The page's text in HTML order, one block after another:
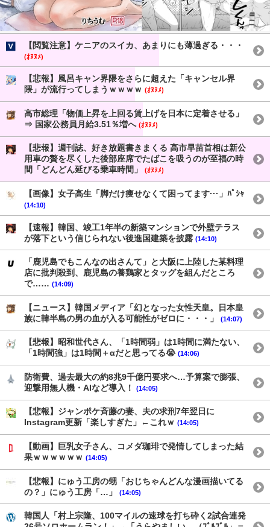
【閲覧注意】ケニアのスイカ、あまりにも薄過ぎる・・・
(ｵﾇﾇﾒ)
【悲報】風呂キャン界隈をさらに超えた「キャンセル界
隈」が流行ってしまうｗｗｗｗ (ｵﾇﾇﾒ)
高市総理「物価上昇を上回る賃上げを日本に定着させる」
⇒ 国家公務員月給3.51％増へ (ｵﾇﾇﾒ)
【悲報】週刊誌、好き放題書きまくる 高市早苗首相は新公
用車の贅を尽くした後部座席でたばこを吸うのが至福の時
間「どんどん延びる乗車時間」
(ｵﾇﾇﾒ)
【画像】女子高生「脚だけ痩せなくて困ってます···」ﾊﾟｼｬ
(14:10)
【速報】韓国、竣工1年半の新築マンションで外壁テラス
が落下という信じられない後進国建築を披露 (14:10)
「鹿児島でもこんなの出さんて」と大阪に上陸した某料理
店に批判殺到、鹿児島の養鶏家とタッグを組んだところ
で…… (14:09)
【ニュース】韓国メディア「幻となった女性天皇。日本皇
族に韓半島の男の血が入る可能性がゼロに・・・」
(14:07)
【悲報】昭和世代さん、「1時間弱」は1時間に満たない、
「1時間強」は1時間＋αだと思ってる😭 (14:06)
防衛費、過去最大の約8兆9千億円要求へ…予算案で膨張、
迎撃用無人機・AIなど導入！
(14:05)
【悲報】ジャンポケ斉藤の妻、夫の求刑7年翌日に
Instagram更新「楽しすぎた」←これｗ (14:05)
【動画】巨乳女子さん、コメダ珈琲で発情してしまった結
果ｗｗｗｗｗｗ (14:05)
【悲報】にゅう工房の甥「おじちゃんどんな漫画描いてる
の？」にゅう工房「…」
(14:05)
韓国人「村上宗隆、100マイルの速球を打ち砕く2試合連発